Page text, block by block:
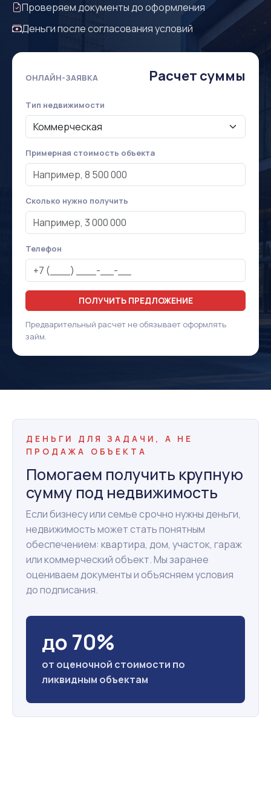
Проверяем документы до оформления
Деньги после согласования условий
ОНЛАЙН-ЗАЯВКА Расчет суммы
Тип недвижимости
Примерная стоимость объекта
Сколько нужно получить
Телефон
ПОЛУЧИТЬ ПРЕДЛОЖЕНИЕ
Предварительный расчет не обязывает оформлять
займ.
ДЕНЬГИ ДЛЯ ЗАДАЧИ, А НЕ
ПРОДАЖА ОБЪЕКТА
Помогаем получить крупную
сумму под недвижимость
Если бизнесу или семье срочно нужны деньги,
недвижимость может стать понятным
обеспечением: квартира, дом, участок, гараж
или коммерческий объект. Мы заранее
оцениваем документы и объясняем условия
до подписания.
до 70%
от оценочной стоимости по
ликвидным объектам